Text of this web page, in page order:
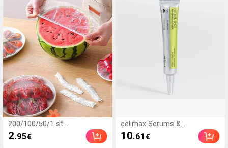
200/100/50/1 st.
wegwerpvoedselfoliehoezen,
douchekophoezen,
2.95€
celimax Serums &
gezichtsbehandelingen
10.61 €